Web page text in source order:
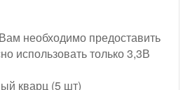
необходимо предоставить
использовать только 3,3В
кварц (5 шт)